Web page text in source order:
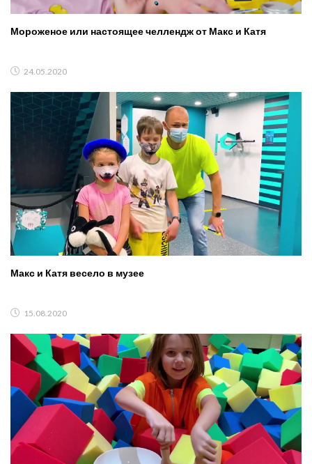
Мороженое или настоящее челлендж от Макс и Катя
24.05.2020
Макс и Катя весело в музее
15.08.2020